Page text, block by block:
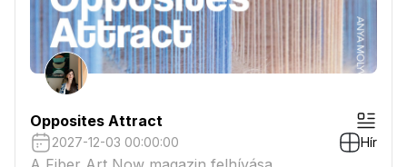
Opposites Attract
2027-12-03 00:00:00 Hír